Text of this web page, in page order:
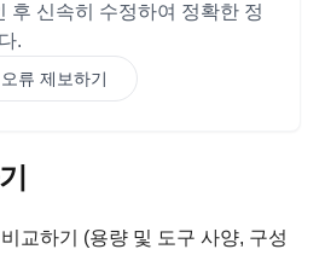
후 신속히 수정하여 정확한 정
.
오류 제보하기
교하기 (용량 및 도구 사양, 구성